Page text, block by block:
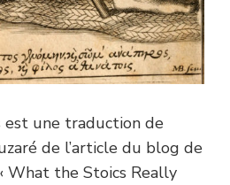
est une traduction de
de l’article du blog de
What the Stoics Really